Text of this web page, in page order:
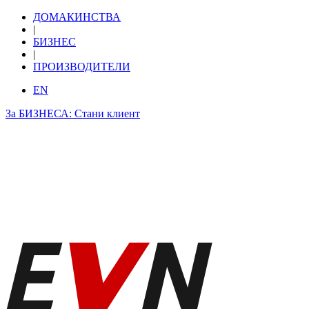
ДОМАКИНСТВА
|
БИЗНЕС
|
ПРОИЗВОДИТЕЛИ
EN
За БИЗНЕСА: Стани клиент